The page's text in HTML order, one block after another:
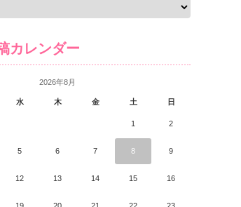
カレンダー
2026年8月
水 木 金 土 日
1 2
5 6 7 8 9
12 13 14 15 16